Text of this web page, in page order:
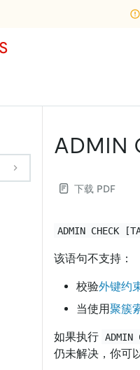
ADMIN
下载 PDF
ADMIN CHECK
该语句不支持：
校验外键约
当使用聚簇
如果执行 ADMIN
仍未解决，你可